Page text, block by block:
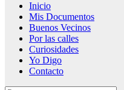
Inicio
Mis Documentos
Buenos Vecinos
Por las calles
Curiosidades
Yo Digo
Contacto